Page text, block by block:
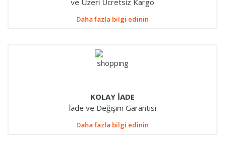
ve Üzeri Ücretsiz Kargo
Daha fazla bilgi edinin
KOLAY İADE
İade ve Değişim Garantisi
Daha fazla bilgi edinin